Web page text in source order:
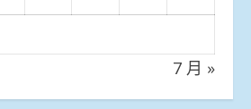
7 月 »